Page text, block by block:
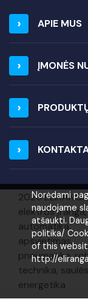
Norėdami
naudojame
atšaukti.
politika/
of this
http://
APIE MUS
ĮMONĖS
2026
elektros įranga,
automatika,
apšvietimas,
pneumatika,
technika, saulės
energetika